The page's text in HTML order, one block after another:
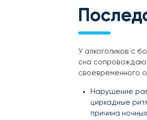
У алкоголиков с
сна
своевременного
Нарушение
циркадные
причина